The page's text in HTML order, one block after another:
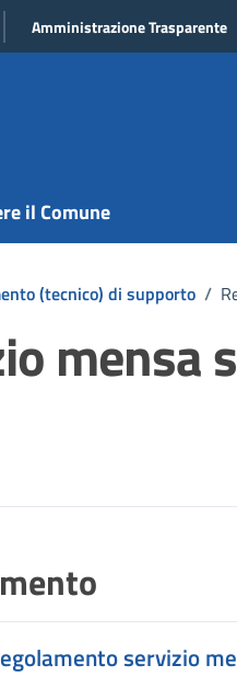
Amministrazione Trasparente
il Comune
(tecnico) di supporto /
mensa
servizio